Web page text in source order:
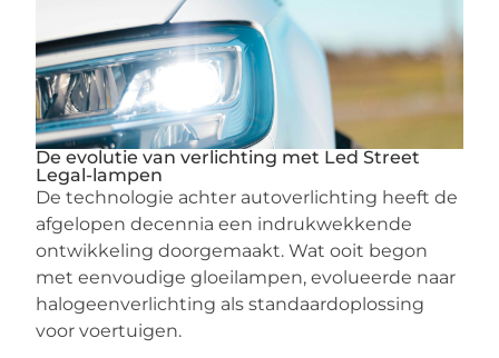
De evolutie van verlichting met Led Street
Legal-lampen
De technologie achter autoverlichting heeft de
afgelopen decennia een indrukwekkende
ontwikkeling doorgemaakt. Wat ooit begon
met eenvoudige gloeilampen, evolueerde naar
halogeenverlichting als standaardoplossing
voor voertuigen.